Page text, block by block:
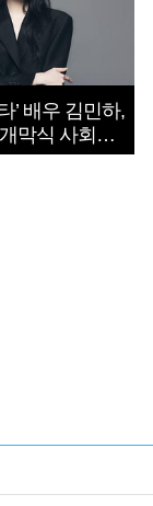
’ 배우 김민하,
막식 사회자